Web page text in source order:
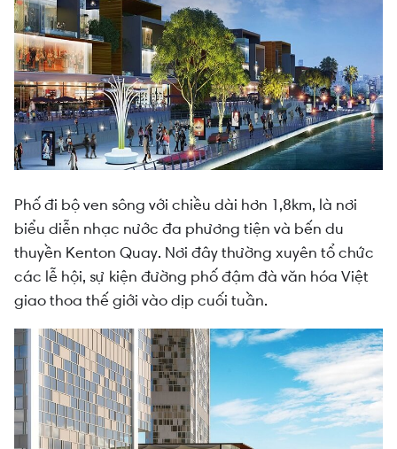
Phố đi bộ ven sông với chiều dài hơn 1,8km, là nơi
biểu diễn nhạc nước đa phương tiện và bến du
thuyền Kenton Quay. Nơi đây thường xuyên tổ chức
các lễ hội, sự kiện đường phố đậm đà văn hóa Việt
giao thoa thế giới vào dịp cuối tuần.